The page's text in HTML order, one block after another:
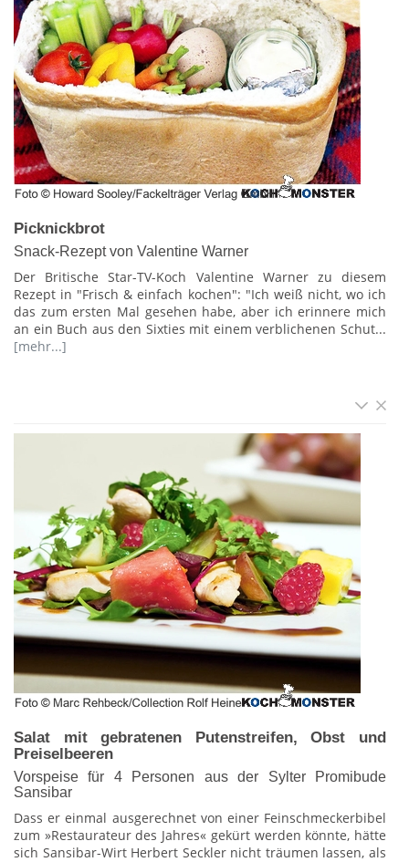
Picknickbrot
Snack-Rezept von Valentine Warner
Der Britische Star-TV-Koch Valentine Warner zu diesem
Rezept in "Frisch & einfach kochen": "Ich weiß nicht, wo ich
das zum ersten Mal gesehen habe, aber ich erinnere mich
an ein Buch aus den Sixties mit einem verblichenen Schut...
[mehr...]
Salat mit gebratenen Putenstreifen, Obst und
Preiselbeeren
Vorspeise für 4 Personen aus der Sylter Promibude
Sansibar
Dass er einmal ausgerechnet von einer Feinschmeckerbibel
zum »Restaurateur des Jahres« gekürt werden könnte, hätte
sich Sansibar-Wirt Herbert Seckler nicht träumen lassen, als